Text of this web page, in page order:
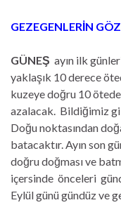
GEZEGENLERİN
GÜNEŞ ayın ilk
yaklaşık 10 derece
kuzeye doğru 10
azalacak. Bildiğimiz
Doğu noktasından
batacaktır. Ayın son
doğru doğması ve
içersinde önceleri
Eylül günü gündüz ve